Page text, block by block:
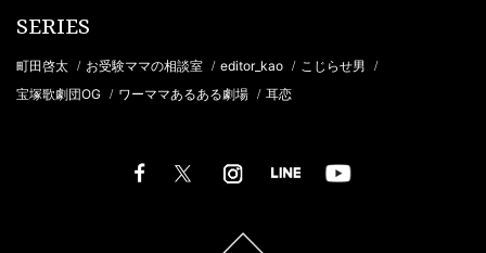
SERIES
町田啓太 / お受験ママの相談室 / editor_kao / こじらせ男 /
宝塚歌劇団OG / ワーママあるある劇場 / 耳恋